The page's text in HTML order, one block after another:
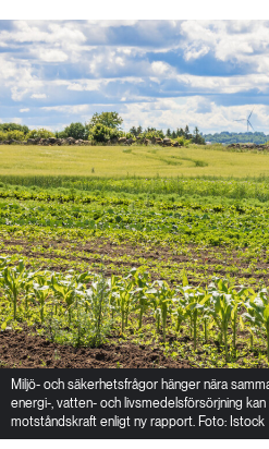
Miljö- och säkerhetsfrågor hänger nära
energi-, vatten- och livsmedelsförsörjning
motståndskraft enligt ny rapport. Foto: Istock